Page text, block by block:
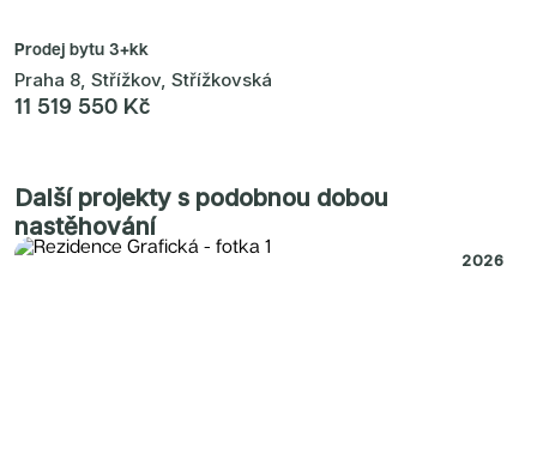
Prodej bytu 3+kk
Praha 8, Střížkov, Střížkovská
11 519 550 Kč
Další projekty s podobnou dobou
nastěhování
2026